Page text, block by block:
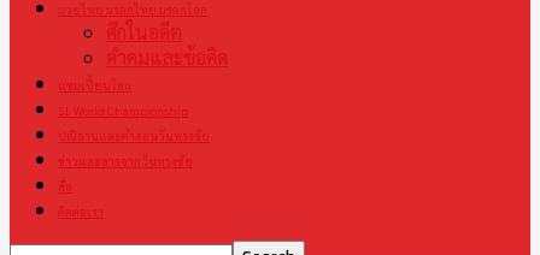
มวยไทย มรดกไทย มรดกโลก
ศึกในอดีต
คำคมและข้อคิด
แชมเปี้ยนโลก
S1 World Championship
ปณิธานและคำสอนวันทรงชัย
ข่าวและสารจากวันทรงชัย
สื่อ
ติดต่อเรา